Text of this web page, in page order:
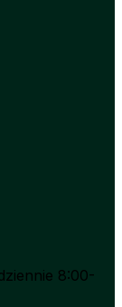
8:00-